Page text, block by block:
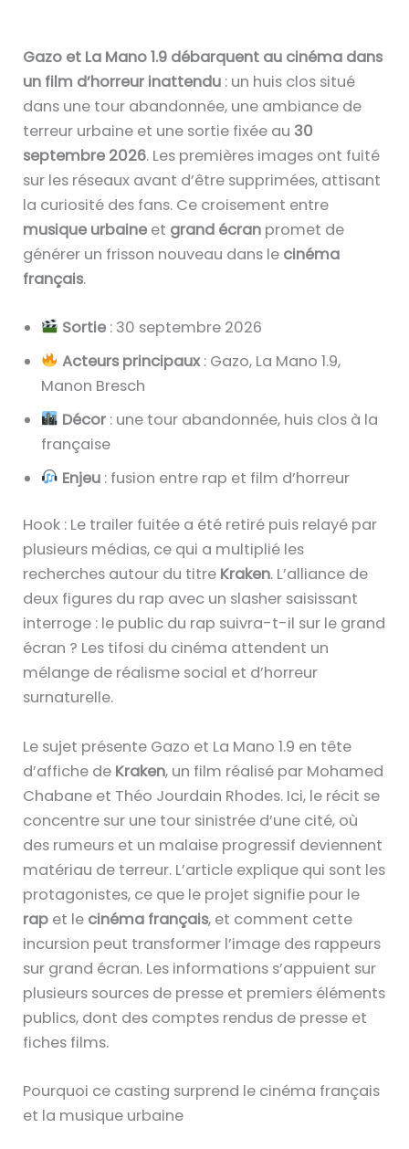
Gazo et La Mano 1.9 débarquent au cinéma dans
un film d’horreur inattendu : un huis clos situé
dans une tour abandonnée, une ambiance de
terreur urbaine et une sortie fixée au30
septembre 2026. Les premières images ont fuité
sur les réseaux avant d’être supprimées, attisant
la curiosité des fans. Ce croisement entre
musique urbaine et grand écran promet de
générer un frisson nouveau dans le cinéma
français.
Sortie: 30 septembre 2026
Acteurs principaux: Gazo, La Mano 1.9,
Manon Bresch
Décor: une tour abandonnée, huis clos à la
française
Enjeu: fusion entre rap et film d’horreur
Hook : Le trailer fuitée a été retiré puis relayé par
plusieurs médias, ce qui a multiplié les
recherches autour du titre Kraken. L’alliance de
deux figures du rap avec un slasher saisissant
interroge : le public du rap suivra-t-il sur le grand
écran ? Les tifosi du cinéma attendent un
mélange de réalisme social et d’horreur
surnaturelle.
Le sujet présente Gazo et La Mano 1.9 en tête
d’affiche de Kraken, un film réalisé par Mohamed
Chabane et Théo Jourdain Rhodes. Ici, le récit se
concentre sur une tour sinistrée d’une cité, où
des rumeurs et un malaise progressif deviennent
matériau de terreur. L’article explique qui sont les
protagonistes, ce que le projet signifie pour le
rap et le cinéma français, et comment cette
incursion peut transformer l’image des rappeurs
sur grand écran. Les informations s’appuient sur
plusieurs sources de presse et premiers éléments
publics, dont des comptes rendus de presse et
fiches films.
Pourquoi ce casting surprend le cinéma français
et la musique urbaine